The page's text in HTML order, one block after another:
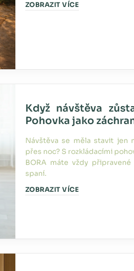
ZOBRAZIT VÍCE
Když návštěva
Pohovka jako
Návštěva se měla stavit jen
přes noc? S rozkládacími
BORA máte vždy
spaní.
ZOBRAZIT VÍCE